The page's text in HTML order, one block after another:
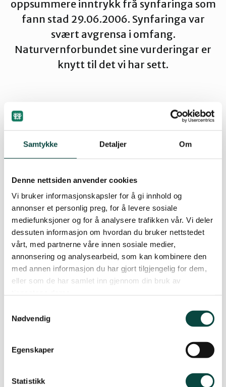
Samtykke Detaljer Om
Denne nettsiden anvender cookies
Vi bruker informasjonskapsler for å gi innhold og
annonser et personlig preg, for å levere sosiale
mediefunksjoner og for å analysere trafikken vår. Vi deler
dessuten informasjon om hvordan du bruker nettstedet
vårt, med partnerne våre innen sosiale medier,
annonsering og analysearbeid, som kan kombinere den
med annen informasjon du har gjort tilgjengelig for dem,
eller som de har samlet inn gjennom din bruk av
Nødvendig
Egenskaper
Statistikk
Molde
Ørsta og Volda
Tingvoll
oppsummere inntrykk frå synfaringa som
fann stad 29.06.2006. Synfaringa var
svært avgrensa i omfang.
Naturvernforbundet sine vurderingar er
knytt til det vi har sett.
ByArtikkelimportør
31.07.2006 08:53
Eit spørsmål som det venteleg står att ein del på er
tilbakeføring av anleggsvegar. Her er det mange
interesser. Dessutan ligg det inne ei
problemstilling med tidspunkt for garantitid og
tilbakeføring.
Leiar Øystein Folden i Naturvernforbundet i Møre
og Romsdal kontaktast på telefon 91 81 25 42.Ja,
dette er ein viktig sak! Eg vil bli medlem i
Naturvernforbundet
Eg vil gjerne støtte arbeidet Naturvernforbundet